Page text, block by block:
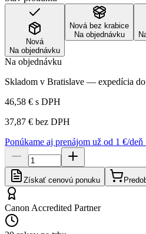
Nová
Na objednávku
Nová bez krabice
Na objednávku
Na objednávku
Skladom v Bratislave — expedícia
46,58 € s DPH
37,87 € bez DPH
Ponúkame aj prenájom už od 1 €/
Získať cenovú ponuku
Canon Accredited Partner